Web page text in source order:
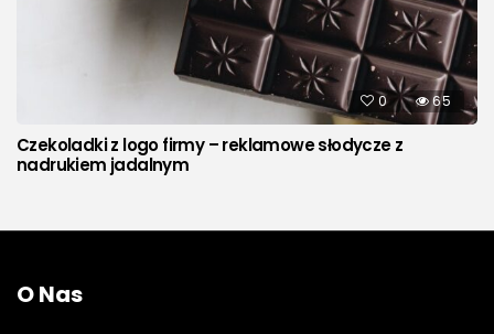
0 65
Czekoladki z logo firmy – reklamowe słodycze z
nadrukiem jadalnym
O Nas